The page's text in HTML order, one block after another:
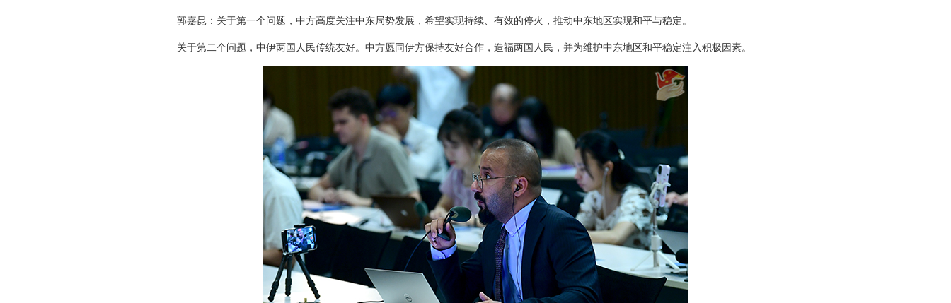
郭嘉昆：关于第一个问题，中方高度关注中东局势发展，希望实现持续、有效的停火，推动中东地区实现和平与稳定。
关于第二个问题，中伊两国人民传统友好。中方愿同伊方保持友好合作，造福两国人民，并为维护中东地区和平稳定注入积极因素。